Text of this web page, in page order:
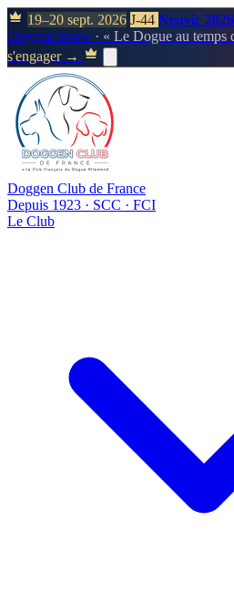
19–20 sept. 2026 J-44 Neuvic 2026
Doggen Show · « Le Dogue au temps
s'engager →
Doggen Club de France
Depuis 1923 · SCC · FCI
Le Club